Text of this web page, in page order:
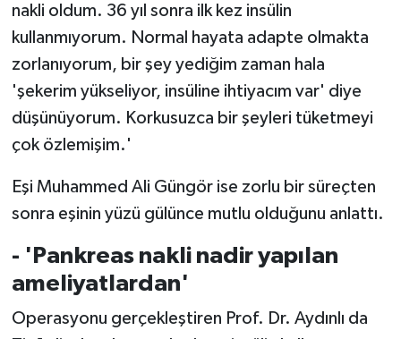
nakli oldum. 36 yıl sonra ilk kez insülin
kullanmıyorum. Normal hayata adapte olmakta
zorlanıyorum, bir şey yediğim zaman hala
'şekerim yükseliyor, insüline ihtiyacım var' diye
düşünüyorum. Korkusuzca bir şeyleri tüketmeyi
çok özlemişim.'
Eşi Muhammed Ali Güngör ise zorlu bir süreçten
sonra eşinin yüzü gülünce mutlu olduğunu anlattı.
- 'Pankreas nakli nadir yapılan
ameliyatlardan'
Operasyonu gerçekleştiren Prof. Dr. Aydınlı da